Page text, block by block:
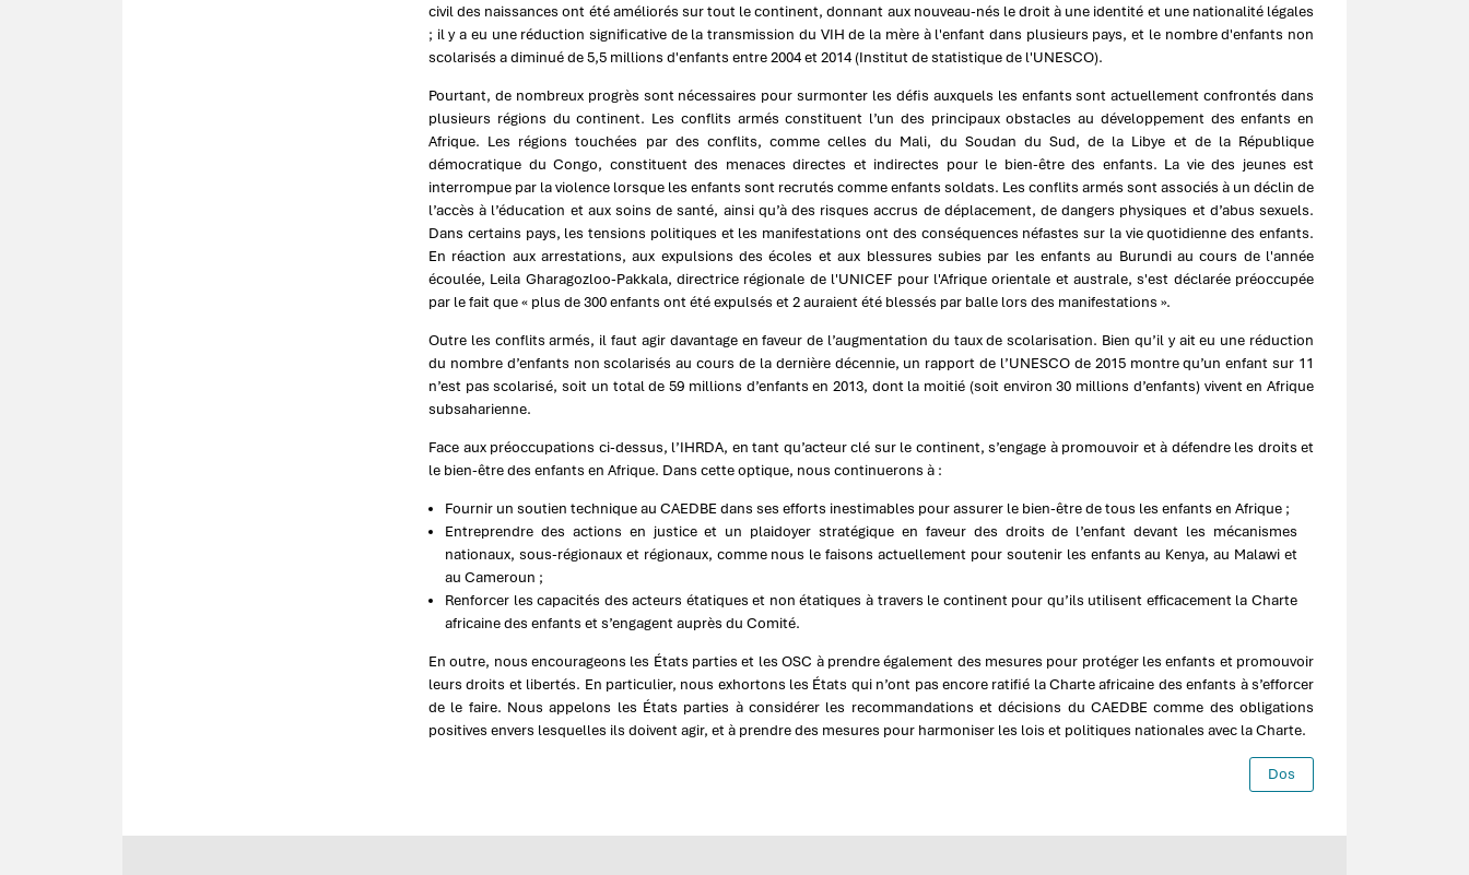
civil des naissances ont été améliorés sur tout le continent, donnant aux nouveau-nés le droit à une identité et une nationalité légales
; il y a eu une réduction significative de la transmission du VIH de la mère à l'enfant dans plusieurs pays, et le nombre d'enfants non
scolarisés a diminué de 5,5 millions d'enfants entre 2004 et 2014 (Institut de statistique de l'UNESCO).
Pourtant, de nombreux progrès sont nécessaires pour surmonter les défis auxquels les enfants sont actuellement confrontés dans
plusieurs régions du continent. Les conflits armés constituent l’un des principaux obstacles au développement des enfants en
Afrique. Les régions touchées par des conflits, comme celles du Mali, du Soudan du Sud, de la Libye et de la République
démocratique du Congo, constituent des menaces directes et indirectes pour le bien-être des enfants. La vie des jeunes est
interrompue par la violence lorsque les enfants sont recrutés comme enfants soldats. Les conflits armés sont associés à un déclin de
l’accès à l’éducation et aux soins de santé, ainsi qu’à des risques accrus de déplacement, de dangers physiques et d’abus sexuels.
Dans certains pays, les tensions politiques et les manifestations ont des conséquences néfastes sur la vie quotidienne des enfants.
En réaction aux arrestations, aux expulsions des écoles et aux blessures subies par les enfants au Burundi au cours de l'année
écoulée, Leila Gharagozloo-Pakkala, directrice régionale de l'UNICEF pour l'Afrique orientale et australe, s'est déclarée préoccupée
par le fait que « plus de 300 enfants ont été expulsés et 2 auraient été blessés par balle lors des manifestations ».
Outre les conflits armés, il faut agir davantage en faveur de l’augmentation du taux de scolarisation. Bien qu’il y ait eu une réduction
du nombre d’enfants non scolarisés au cours de la dernière décennie, un rapport de l’UNESCO de 2015 montre qu’un enfant sur 11
n’est pas scolarisé, soit un total de 59 millions d’enfants en 2013, dont la moitié (soit environ 30 millions d’enfants) vivent en Afrique
subsaharienne.
Face aux préoccupations ci-dessus, l’IHRDA, en tant qu’acteur clé sur le continent, s’engage à promouvoir et à défendre les droits et
le bien-être des enfants en Afrique. Dans cette optique, nous continuerons à :
Fournir un soutien technique au CAEDBE dans ses efforts inestimables pour assurer le bien-être de tous les enfants en Afrique ;
Entreprendre des actions en justice et un plaidoyer stratégique en faveur des droits de l’enfant devant les mécanismes
nationaux, sous-régionaux et régionaux, comme nous le faisons actuellement pour soutenir les enfants au Kenya, au Malawi et
au Cameroun ;
Renforcer les capacités des acteurs étatiques et non étatiques à travers le continent pour qu’ils utilisent efficacement la Charte
africaine des enfants et s’engagent auprès du Comité.
En outre, nous encourageons les États parties et les OSC à prendre également des mesures pour protéger les enfants et promouvoir
leurs droits et libertés. En particulier, nous exhortons les États qui n’ont pas encore ratifié la Charte africaine des enfants à s’efforcer
de le faire. Nous appelons les États parties à considérer les recommandations et décisions du CAEDBE comme des obligations
positives envers lesquelles ils doivent agir, et à prendre des mesures pour harmoniser les lois et politiques nationales avec la Charte.
Dos